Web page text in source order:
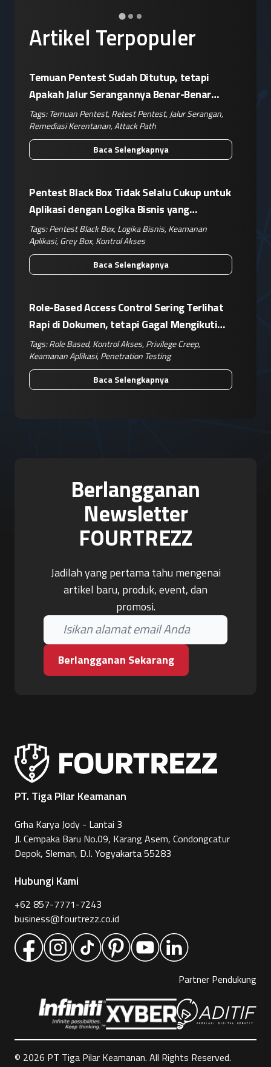
Artikel Terpopuler
Temuan Pentest Sudah Ditutup, tetapi
Apakah Jalur Serangannya Benar-Benar
Terputus?
Tags: Temuan Pentest,Retest Pentest,Jalur Serangan,
Remediasi Kerentanan,Attack Path
Baca Selengkapnya
Pentest Black Box Tidak Selalu Cukup untuk
Aplikasi dengan Logika Bisnis yang
Kompleks
Tags:Pentest Black Box,Logika Bisnis,Keamanan
Aplikasi,Grey Box,Kontrol Akses
Baca Selengkapnya
Role-Based Access Control Sering Terlihat
Rapi di Dokumen, tetapi Gagal Mengikuti
Operasional Nyata
Tags:Role Based,Kontrol Akses,Privilege Creep,
Keamanan Aplikasi,Penetration Testing
Baca Selengkapnya
Berlangganan
Newsletter
FOURTREZZ
Jadilah yang pertama tahu mengenai
artikel baru, produk, event, dan
promosi.
Berlangganan Sekarang
PT. Tiga Pilar Keamanan
Grha Karya Jody - Lantai 3
Jl. Cempaka Baru No.09, Karang Asem, Condongcatur
Depok, Sleman, D.I. Yogyakarta 55283
Hubungi Kami
+62 857-7771-7243
business@fourtrezz.co.id
Partner Pendukung
© 2026 PT Tiga Pilar Keamanan. All Rights Reserved.